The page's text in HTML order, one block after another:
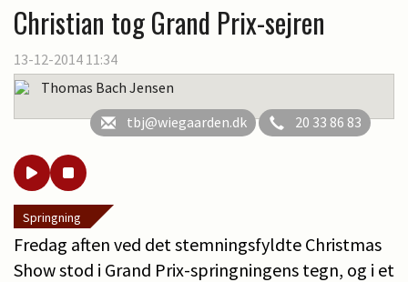
Christian tog Grand Prix-sejren
13-12-2014 11:34
Thomas Bach Jensen
tbj@wiegaarden.dk
20 33 86 83
Springning
Fredag aften ved det stemningsfyldte Christmas
Show stod i Grand Prix-springningens tegn, og i et